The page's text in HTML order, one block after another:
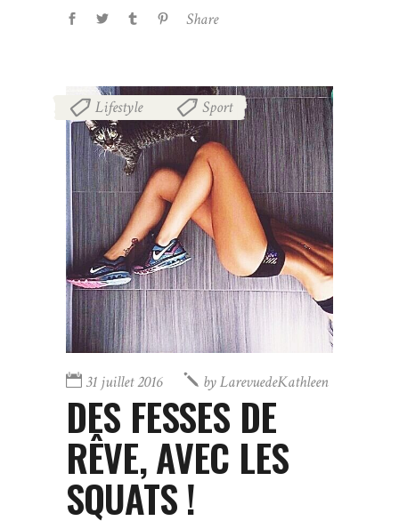
Share
Lifestyle Sport
31 juillet 2016 byLarevuedeKathleen
DES FESSES DE
RÊVE, AVEC LES
SQUATS !